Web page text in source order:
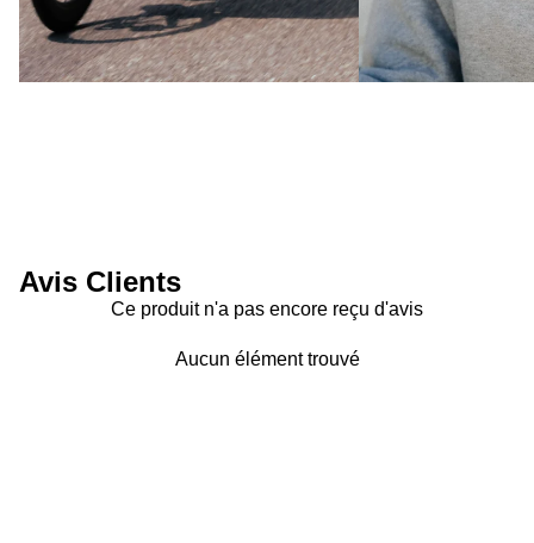
Avis Clients
Ce produit n'a pas encore reçu d'avis
Aucun élément trouvé